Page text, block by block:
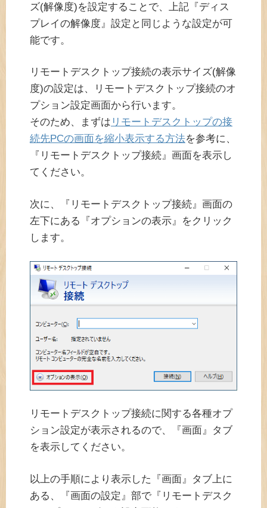
ズ(解像度)を設定することで、上記『ディス
プレイの解像度』設定と同じような設定が可
能です。
リモートデスクトップ接続の表示サイズ(解像
度)の設定は、リモートデスクトップ接続のオ
プション設定画面から行います。
そのため、まずは リモートデスクトップの接
続先PCの画面を縮小表示する方法を参考に、
『リモートデスクトップ接続』画面を表示し
てください。
次に、『リモートデスクトップ接続』画面の
左下にある『オプションの表示』をクリック
します。
リモートデスクトップ接続に関する各種オプ
ション設定が表示されるので、『画面』タブ
を表示してください。
以上の手順により表示した『画面』タブ上に
ある、『画面の設定』部で『リモートデスク